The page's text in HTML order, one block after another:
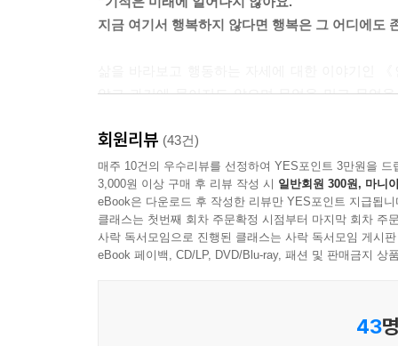
우리가 살 수 있는 순간은 바로 지금 현재 이 순간
을 살아가는 방식으로 그 자리에 있을 거라는 추
--- 「제9장 삶의 목적은 현재에 있다」 중에서
지금 여기서 행복하지 않다면 행복은 그 어디에도
않고 과거에 묶이지도 않으며 무엇을 믿고 무엇
“제 고유한 성격에 대해 저는 책임이 있어요.
그러나 사람들이 저를 어떻게 받아들이는지 제 책
《행복한 이기주의자》라는 책으로 전 세계
간결하다. 뭔가 달라지고 싶은데 계속 달라지지
모든 건 태도의 문제입니다. 내가 뭘 믿을지 스스
회원리뷰 (43건)
매주 10건의 우수리뷰를 선정하여 YES포인트 3만원을 드
3,000원 이상 구매 후 리뷰 작성 시 일반회원 300원, 마니
eBook은 다운로드 후 작성한 리뷰만 YES포인트 지급됩니
클래스는 첫번째 회차 주문확정 시점부터 마지막 회차 주
사락 독서모임으로 진행된 클래스는 사락 독서모임 게시
eBook 페이백, CD/LP, DVD/Blu-ray, 패션 및 판매금지 상
43